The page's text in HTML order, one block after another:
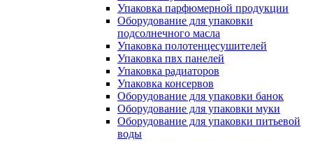
Упаковка парфюмерной продукции
Оборудование для упаковки
подсолнечного масла
Упаковка полотенцесушителей
Упаковка пвх панелей
Упаковка радиаторов
Упаковка консервов
Оборудование для упаковки банок
Оборудование для упаковки муки
Оборудование для упаковки питьевой
воды